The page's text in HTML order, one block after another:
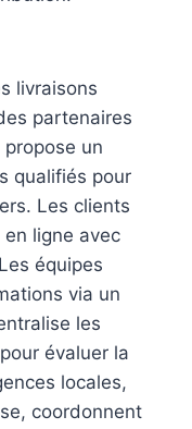
livraisons
partenaires
un
qualifiés pour
Les clients
ligne avec
équipes
via un
les
évaluer la
locales,
coordonnent